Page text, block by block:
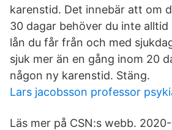
karenstid. Det innebär att om
30 dagar behöver du inte
lån du får från och med
sjuk mer än en gång inom 20
någon ny karenstid. Stäng.
Lars jacobsson professor
Läs mer på CSN:s webb.